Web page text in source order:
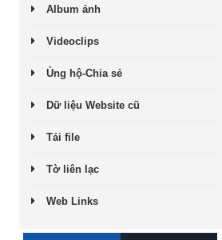
Album ảnh
Videoclips
Ủng hộ-Chia sẻ
Dữ liệu Website cũ
Tải file
Tờ liên lạc
Web Links